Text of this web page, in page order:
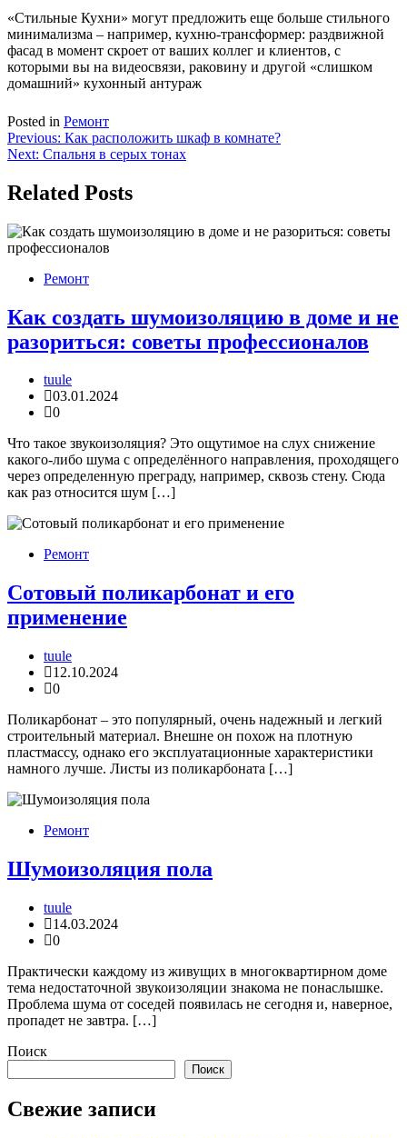
«Стильные Кухни» могут предложить еще больше стильного
минимализма – например, кухню-трансформер: раздвижной
фасад в момент скроет от ваших коллег и клиентов, с
которыми вы на видеосвязи, раковину и другой «слишком
домашний» кухонный антураж
Posted in Ремонт
Навигация
по
записям
Previous: Как расположить шкаф в комнате?
Next: Спальня в серых тонах
Related Posts
Ремонт
Как создать шумоизоляцию в доме и не
разориться: советы профессионалов
tuule
03.01.2024
0
Что такое звукоизоляция? Это ощутимое на слух снижение
какого-либо шума с определённого направления, проходящего
через определенную преграду, например, сквозь стену. Сюда
как раз относится шум […]
Ремонт
Сотовый поликарбонат и его
применение
tuule
12.10.2024
0
Поликарбонат – это популярный, очень надежный и легкий
строительный материал. Внешне он похож на плотную
пластмассу, однако его эксплуатационные характеристики
намного лучше. Листы из поликарбоната […]
Ремонт
Шумоизоляция пола
tuule
14.03.2024
0
Практически каждому из живущих в многоквартирном доме
тема недостаточной звукоизоляции знакома не понаслышке.
Проблема шума от соседей появилась не сегодня и, наверное,
пропадет не завтра. […]
Поиск
Поиск
Свежие записи